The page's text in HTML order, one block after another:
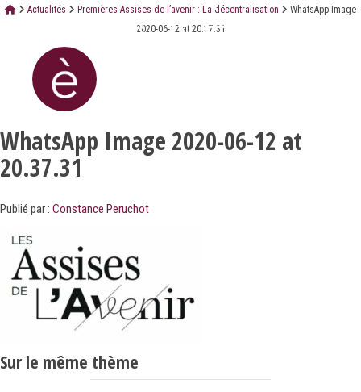
Actualités Premières Assises de l’avenir : La décentralisation
WhatsApp Image
2020-06-12 at 20.37.31
WhatsApp Image 2020-06-12 at
20.37.31
Publié par : Constance Peruchot
Sur le même thème